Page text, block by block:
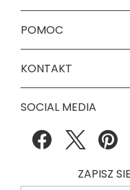
POMOC
KONTAKT
SOCIAL MEDIA
ZAPISZ